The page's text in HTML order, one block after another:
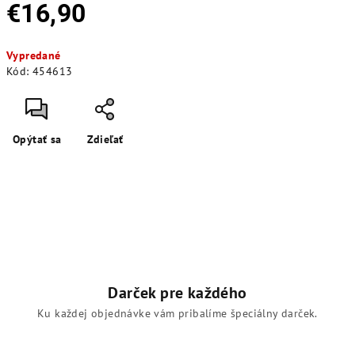
€16,90
cena:
Vypredané
Kód: 454613
Opýtať sa Zdieľať
Darček pre každého
Ku každej objednávke vám pribalíme špeciálny darček.